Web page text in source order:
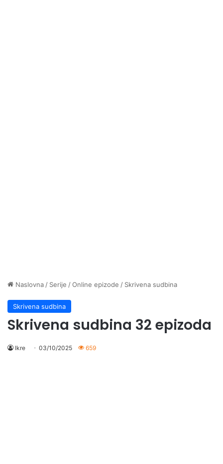
Naslovna / Serije /Online epizode / Skrivena sudbina
Skrivena sudbina
Skrivena sudbina 32 epizoda
Ikre 03/10/2025 659